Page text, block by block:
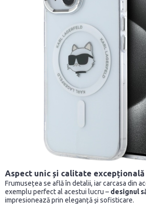
Aspect unic și calitate excepțională
Frumusețea se află în detalii, iar carcasa din
exemplu perfect al acestui lucru – designul
impresionează prin eleganță și sofisticare.